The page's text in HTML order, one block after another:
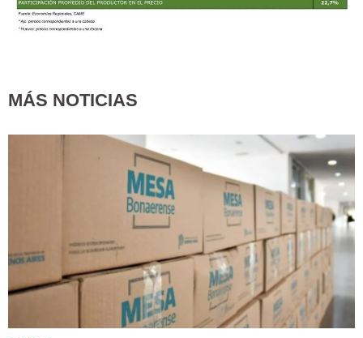
MÁS NOTICIAS